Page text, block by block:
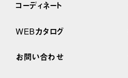
コーディネート
WEBカタログ
お問い合わせ